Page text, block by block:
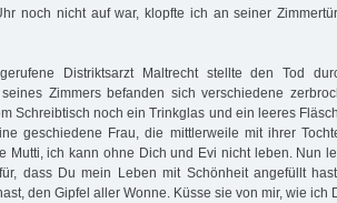
noch nicht auf war, klopfte ich an seiner
Distriktsarzt Maltrecht stellte den Tod
seines Zimmers befanden sich verschiedene
Schreibtisch noch ein Trinkglas und ein leeres
geschiedene Frau, die mittlerweile mit ihrer
Mutti, ich kann ohne Dich und Evi nicht leben. Nun
dass Du mein Leben mit Schönheit angefüllt
den Gipfel aller Wonne. Küsse sie von mir, wie ich